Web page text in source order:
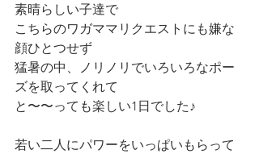
素晴らしい子達で
こちらのワガママリクエストにも嫌な
顔ひとつせず
猛暑の中、ノリノリでいろいろなポー
ズを取ってくれて
と〜〜っても楽しい1日でした♪
若い二人にパワーをいっぱいもらって